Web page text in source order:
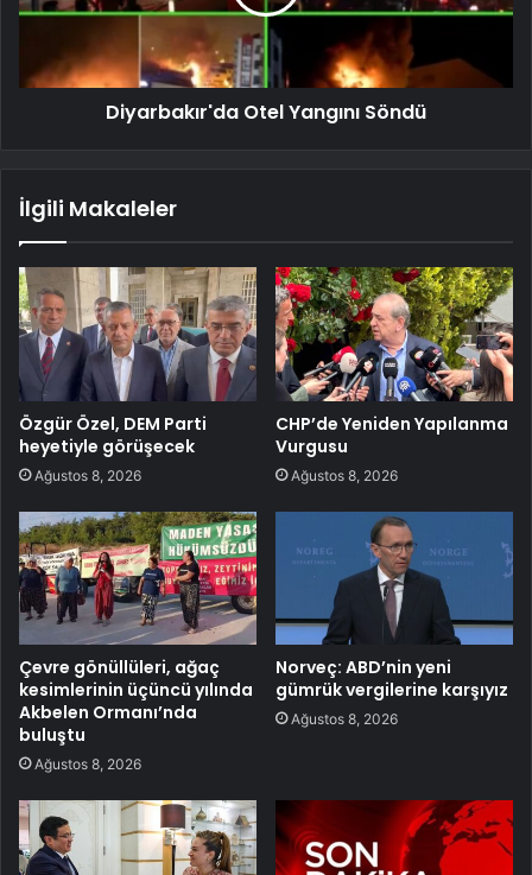
Diyarbakır'da Otel Yangını Söndü
İlgili Makaleler
Özgür Özel, DEM Parti
heyetiyle görüşecek
Ağustos 8, 2026
CHP’de Yeniden Yapılanma
Vurgusu
Ağustos 8, 2026
Çevre gönüllüleri, ağaç
kesimlerinin üçüncü yılında
Akbelen Ormanı’nda
buluştu
Ağustos 8, 2026
Norveç: ABD’nin yeni
gümrük vergilerine karşıyız
Ağustos 8, 2026